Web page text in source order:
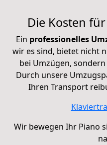
Die Kosten
Ein professionelles
wir es sind, bietet nicht
bei Umzügen,
Durch unsere
Ihren Transport
Wir bewegen Ihr Piano